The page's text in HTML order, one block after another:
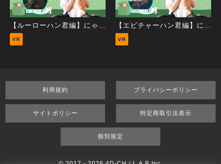
【ルーローハン君編】にゃなかタウンVR①
VR
【エビチャーハン君編】にゃなかタウンVR①
VR
利用規約 プライバシーポリシー
サイトポリシー 特定商取引法表示
個別規定